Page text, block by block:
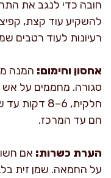
חובה כדי לנגב את
להשקיע עוד קצת,
רעיונות לעוד רטבים
אחסון וחימום:
חלקית, 6–8
חם עד המרכז.
הערת כשרות: אם
על החמאה. שמן זית